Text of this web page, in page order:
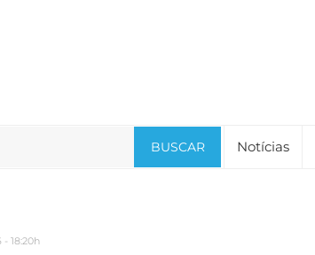
BUSCAR Notícias
- 18:20h